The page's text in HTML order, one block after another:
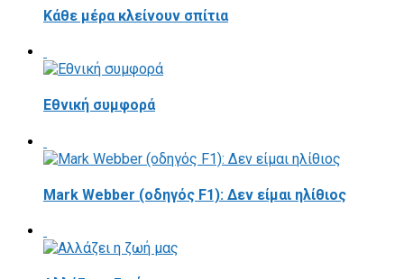
Κάθε μέρα κλείνουν σπίτια
Εθνική συμφορά
Mark Webber (οδηγός F1): Δεν είμαι ηλίθιος